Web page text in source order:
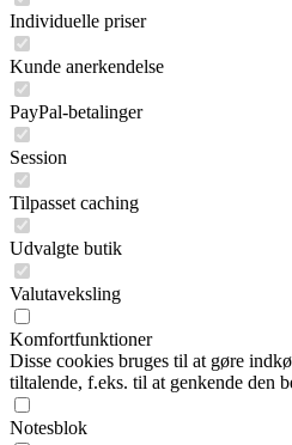
Individuelle priser
Kunde anerkendelse
PayPal-betalinger
Session
Tilpasset caching
Udvalgte butik
Valutaveksling
Komfortfunktioner
Disse cookies bruges til at gøre
tiltalende, f.eks. til at genkende den
Notesblok